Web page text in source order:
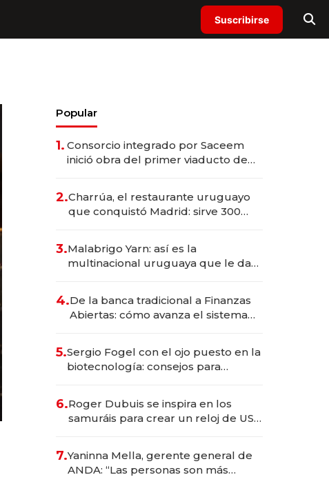
Suscribirse
Popular
1. Consorcio integrado por Saceem
inició obra del primer viaducto de
millones
2.Charrúa, el restaurante uruguayo
que conquistó Madrid: sirve 300
prepara apertura
3.Malabrigo Yarn: así es la
multinacional uruguaya que le da
4.De la banca tradicional a Finanzas
Abiertas: cómo avanza el sistema
5.Sergio Fogel con el ojo puesto en la
biotecnología: consejos para
6.Roger Dubuis se inspira en los
samuráis para crear un reloj de US$
7.Yaninna Mella, gerente general de
ANDA: “Las personas son más